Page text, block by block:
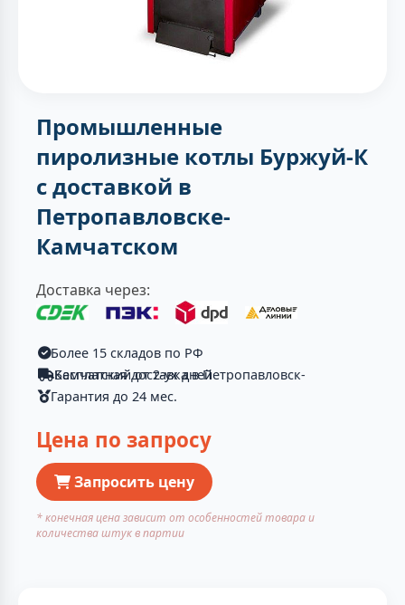
Промышленные
пиролизные котлы Буржуй-К
с доставкой в
Петропавловске-
Камчатском
Доставка через:
Более 15 складов по РФ
Бесплатная доставка в Петропавловск-Камчатский от 2-ух дней
Гарантия до 24 мес.
Цена по запросу
Запросить цену
* конечная цена зависит от особенностей товара и
количества штук в партии